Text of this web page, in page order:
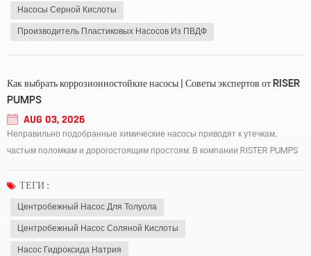
Насосы Серной Кислоты
Производитель Пластиковых Насосов Из ПВДФ
Как выбрать коррозионностойкие насосы | Советы экспертов от RISER
PUMPS
AUG 03, 2026
Неправильно подобранные химические насосы приводят к утечкам,
частым поломкам и дорогостоящим простоям. В компании RISTER PUMPS
выбору, уделяя особое внимание трем распространенным типам
промышленных насосов: центробежному насосу для...
ТЕГИ :
Центробежный Насос Для Толуола
Центробежный Насос Соляной Кислоты
Насос Гидроксида Натрия